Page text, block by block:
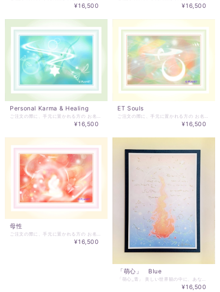
¥16,500 ¥16,500
Personal Karma & Healing
¥16,500
ET Souls
¥16,500
母性
¥16,500
「萌心」 Blue
¥16,500